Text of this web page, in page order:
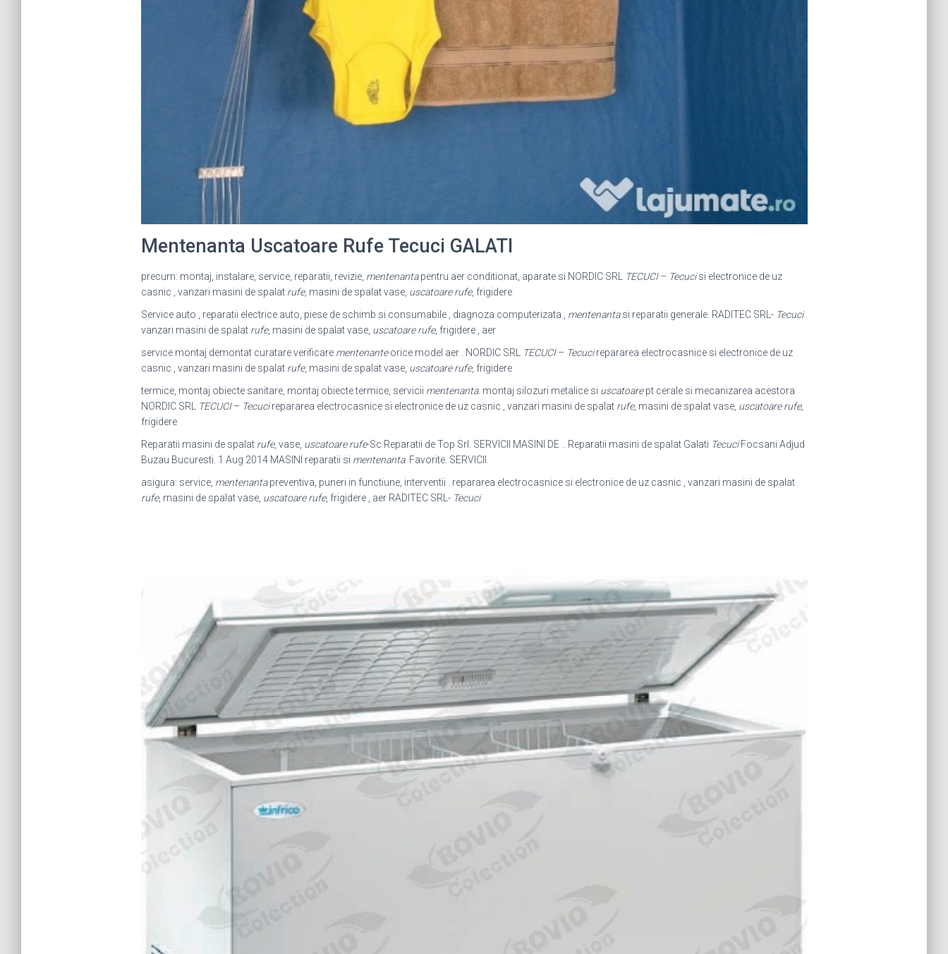
Mentenanta Uscatoare Rufe Tecuci GALATI
precum: montaj, instalare, service, reparatii, revizie, mentenantapentru aer conditionat, aparate si NORDIC SRL TECUCI– Tecucisi electronice de uz
casnic , vanzari masini de spalat rufe, masini de spalat vase, uscatoare rufe, frigidere
Service auto , reparatii electrice auto, piese de schimb si consumabile , diagnoza computerizata , mentenantasi reparatii generale. RADITEC SRL- Tecuci.
vanzari masini de spalat rufe, masini de spalat vase, uscatoare rufe, frigidere , aer
service montaj demontat curatare verificare mentenanteorice model aer . NORDIC SRL TECUCI– Tecucirepararea electrocasnice si electronice de uz
casnic , vanzari masini de spalat rufe, masini de spalat vase, uscatoare rufe, frigidere
termice, montaj obiecte sanitare, montaj obiecte termice, servicii mentenanta. montaj silozuri metalice si uscatoarept cerale si mecanizarea acestora
NORDIC SRL
TECUCI– Tecucirepararea electrocasnice si electronice de uz casnic , vanzari masini de spalat rufe, masini de spalat vase, uscatoare rufe,
frigidere
Reparatii masini de spalat rufe, vase, uscatoare rufe-Sc Reparatii de Top Srl. SERVICII MASINI DE .. Reparatii masini de spalat Galati TecuciFocsani Adjud
Buzau Bucuresti. 1 Aug 2014 MASINI reparatii si mentenanta. Favorite. SERVICII.
asigura: service, mentenantapreventiva, puneri in functiune, interventii . repararea electrocasnice si electronice de uz casnic , vanzari masini de spalat
rufe, masini de spalat vase, uscatoare rufe, frigidere , aer RADITEC SRL- Tecuci